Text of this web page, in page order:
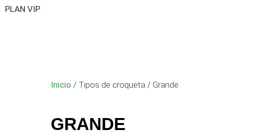
PLAN VIP
Inicio / Tipos de croqueta / Grande
GRANDE